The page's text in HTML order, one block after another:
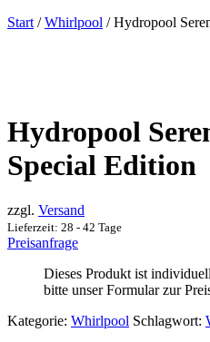
Close
Close
Start /Whirlpool / Hydropool
Hydropool
Special Edition
zzgl. Versand
Lieferzeit: 28 - 42 Tage
Preisanfrage
Dieses Produkt ist
bitte unser Formular zur
Kategorie: Whirlpool Schlagwort: